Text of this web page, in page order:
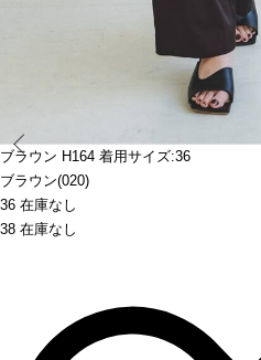
ブラウン H164 着用サイズ:36
ブラウン(020)
36 在庫なし
38 在庫なし